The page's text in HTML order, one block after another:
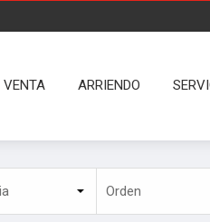
VENTA ARRIENDO